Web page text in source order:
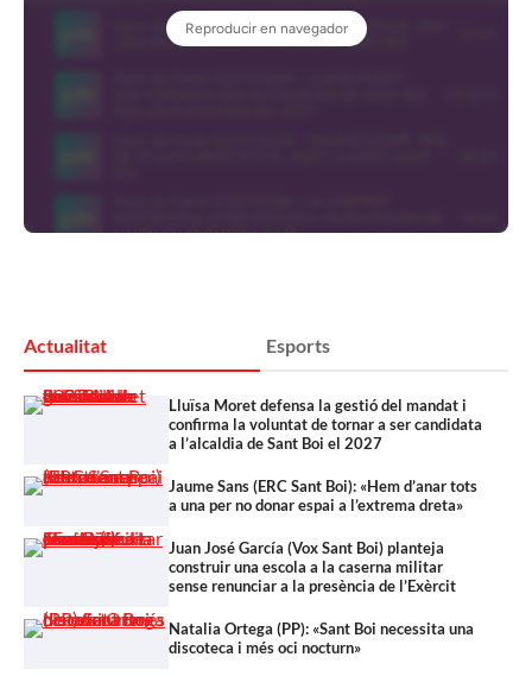
Actualitat Esports
Lluïsa Moret defensa la gestió del mandat i
confirma la voluntat de tornar a ser candidata
a l’alcaldia de Sant Boi el 2027
Jaume Sans (ERC Sant Boi): «Hem d’anar tots
a una per no donar espai a l’extrema dreta»
Juan José García (Vox Sant Boi) planteja
construir una escola a la caserna militar
sense renunciar a la presència de l’Exèrcit
Natalia Ortega (PP): «Sant Boi necessita una
discoteca i més oci nocturn»